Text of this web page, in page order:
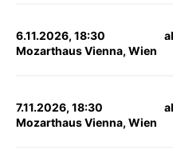
6.11.2026, 18:30
Mozarthaus Vienna, Wien
7.11.2026, 18:30
Mozarthaus Vienna, Wien